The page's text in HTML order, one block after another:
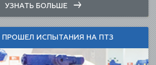
УЗНАТЬ БОЛЬШЕ
ПРОШЕЛ ИСПЫТАНИЯ НА ПТЗ